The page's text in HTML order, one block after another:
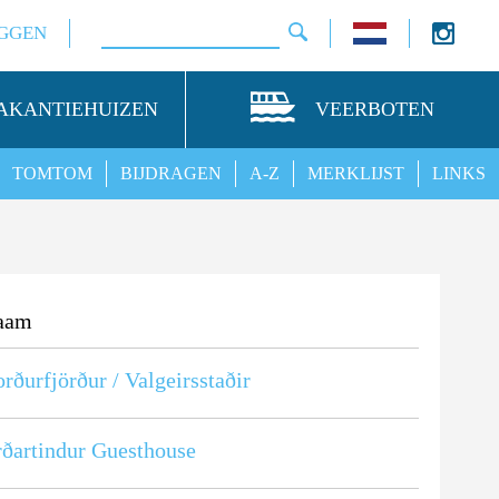
VEERBOTEN
LINKS
MERKLIJST
A-Z
BIJDRAGEN
TOMTOM
/ Valgeirsstaðir
Guesthouse